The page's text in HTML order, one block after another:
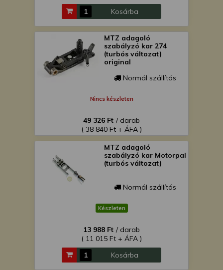
Kosárba
MTZ adagoló
szabályzó kar 274
(turbós változat)
original
Normál szállítás
Nincs készleten
49 326 Ft / darab
( 38 840 Ft + ÁFA )
MTZ adagoló
szabályzó kar Motorpal
(turbós változat)
Normál szállítás
Készleten
13 988 Ft / darab
( 11 015 Ft + ÁFA )
Kosárba